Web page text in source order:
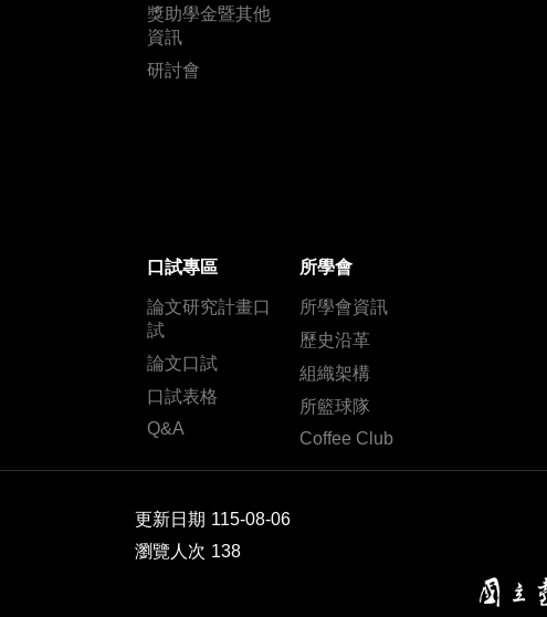
獎助學金暨其他
資訊
研討會
口試專區
論文研究計畫口
試
論文口試
口試表格
Q&A
所學會
所學會資訊
歷史沿革
組織架構
所籃球隊
Coffee Club
更新日期 115-08-06
瀏覽人次 138